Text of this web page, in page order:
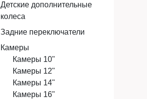
Детские дополнительные
колеса
Задние переключатели
Камеры
Камеры 10"
Камеры 12"
Камеры 14"
Камеры 16"